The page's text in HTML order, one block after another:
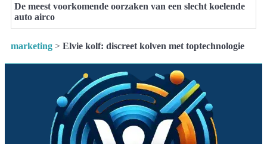
De meest voorkomende oorzaken van een slecht koelende
auto airco
marketing > Elvie kolf: discreet kolven met toptechnologie